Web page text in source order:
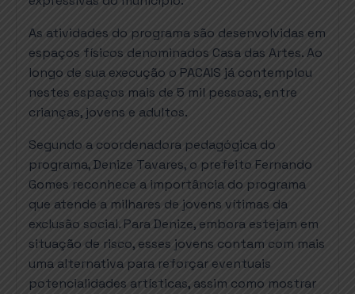
As atividades do programa são desenvolvidas em
espaços físicos denominados Casa das Artes. Ao
longo de sua execução o PACAIS já contemplou
nestes espaços mais de 5 mil pessoas, entre
crianças, jovens e adultos.
Segundo a coordenadora pedagógica do
programa, Denize Tavares, o prefeito Fernando
Gomes reconhece a importância do programa
que atende a milhares de jovens vítimas da
exclusão social. Para Denize, embora estejam em
situação de risco, esses jovens contam com mais
uma alternativa para reforçar eventuais
potencialidades artísticas, assim como mostrar